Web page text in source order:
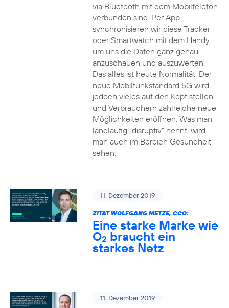
via Bluetooth mit dem Mobiltelefon
verbunden sind. Per App
synchronisieren wir diese Tracker
oder Smartwatch mit dem Handy,
um uns die Daten ganz genau
anzuschauen und auszuwerten.
Das alles ist heute Normalität. Der
neue Mobilfunkstandard 5G wird
jedoch vieles auf den Kopf stellen
und Verbrauchern zahlreiche neue
Möglichkeiten eröffnen. Was man
landläufig „disruptiv“ nennt, wird
man auch im Bereich Gesundheit
sehen.
11. Dezember 2019
ZITAT WOLFGANG METZE, CCO:
Eine starke Marke wie
O2 braucht ein
starkes Netz
11. Dezember 2019